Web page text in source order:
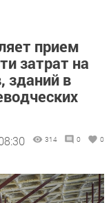
прием
затрат на
зданий в
314 0 0